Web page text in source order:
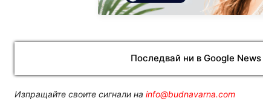
Последвай ни в Google News
Изпращайте своите сигнали на info@budnavarna.com